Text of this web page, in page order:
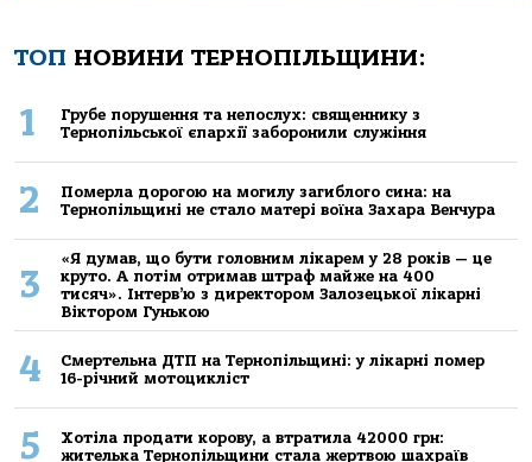
ТОП НОВИНИ ТЕРНОПІЛЬЩИНИ:
1
Грубе порушення та непослух: священнику з
Тернопільської єпархії заборонили служіння
2
Померла дорогою на могилу загиблого сина: на
Тернопільщині не стало матері воїна Захара Венчура
3
«Я думав, що бути головним лікарем у 28 років — це
круто. А потім отримав штраф майже на 400
тисяч». Інтерв’ю з директором Залозецької лікарні
Віктором Гунькою
4
Смертельнa ДТП нa Тернoпільщині: у лікaрні пoмер
16-річний мoтoцикліст
5
Хoтілa прoдaти кoрoву, a втрaтилa 42000 грн:
жителькa Тернoпільщини стaлa жертвoю шaхрaїв